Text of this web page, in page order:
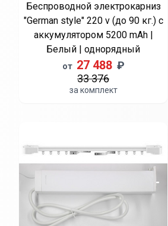
Беспроводной электрокарниз
"German style" 220 v (до 90 кг.) с
аккумулятором 5200 mAh |
Белый | однорядный
от 27 488 ₽
33 376
за комплект